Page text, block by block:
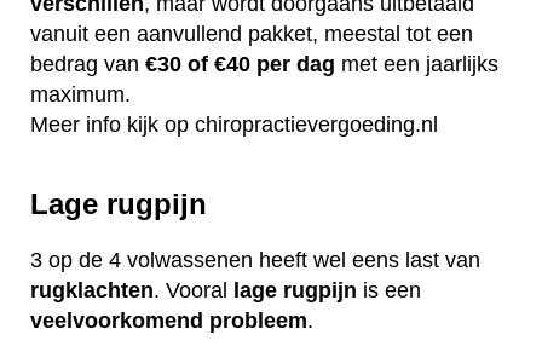
vanuit een aanvullend pakket, meestal tot een
bedrag van €30 of €40 per dag met een jaarlijks
maximum.
Meer info kijk op chiropractievergoeding.nl
Lage rugpijn
3 op de 4 volwassenen heeft wel eens last van
rugklachten. Vooral lage rugpijn is een
veelvoorkomend probleem.